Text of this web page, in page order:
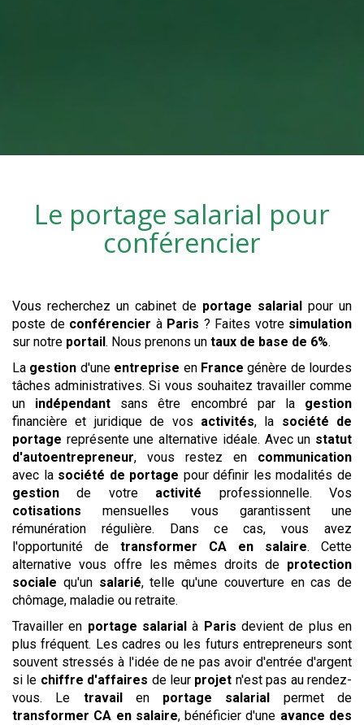
Le portage salarial pour
conférencier
Vous recherchez un cabinet de portage salarial pour un
poste de conférencier à Paris ? Faites votre simulation
sur notre portail . Nous prenons un taux de base de 6%.
La gestion d'une entreprise en France génère de lourdes
tâches administratives. Si vous souhaitez travailler comme
un indépendant sans être encombré par la gestion
financière et juridique de vos activités, la société de
portage représente une alternative idéale. Avec un statut
d'autoentrepreneur, vous restez en communication
avec la société de portage pour définir les modalités de
gestion de votre activité professionnelle. Vos
cotisations mensuelles vous garantissent une
rémunération régulière. Dans ce cas, vous avez
l'opportunité de transformer CA en salaire. Cette
alternative vous offre les mêmes droits de protection
sociale qu'un salarié, telle qu'une couverture en cas de
chômage, maladie ou retraite.
Travailler en portage salarial à Paris devient de plus en
plus fréquent. Les cadres ou les futurs entrepreneurs sont
souvent stressés à l'idée de ne pas avoir d'entrée d'argent
si le chiffre d'affaires de leur projet n'est pas au rendez-
vous. Le travail en portage salarial
permet de
transformer CA en salaire, bénéficier d'une avance des